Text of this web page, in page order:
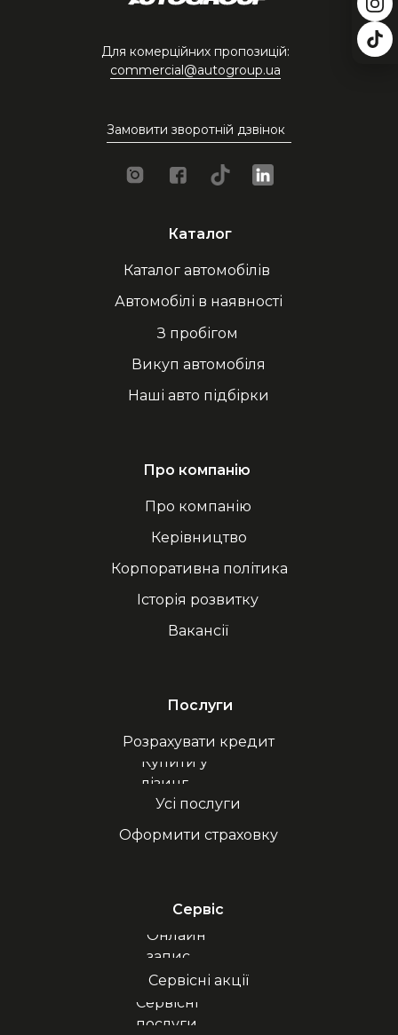
Замовити зворотній дзвінок
Каталог автомобілів
З пробігом
Автомобілі в наявності
Викуп автомобіля
Наші авто підбірки
Каталог
Онлайн
запис
Сервісні
послуги
Сервісні акції
Сервіс
Про компанію
Корпоративна політика
Керівництво
Історія розвитку
Вакансії
Про компанію
Купити у
лізинг
Оформити страховку
Усі послуги
Послуги
Розрахувати кредит
Для комерційних пропозицій:
commercial@autogroup.ua